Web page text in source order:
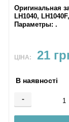
Оригинальная
LH1040,
Параметры: .
ЦІНА: 21
В наявності
-